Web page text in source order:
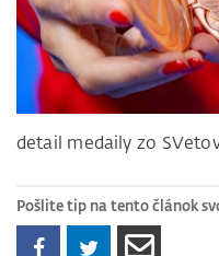
detail medaily zo
Pošlite tip na tento článok